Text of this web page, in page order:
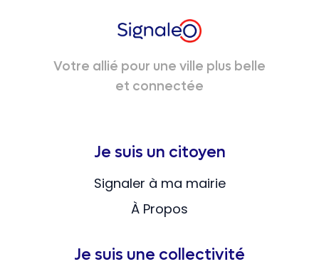
Votre allié pour une ville plus belle
et connectée
Je suis un citoyen
Signaler à ma mairie
À Propos
Je suis une collectivité